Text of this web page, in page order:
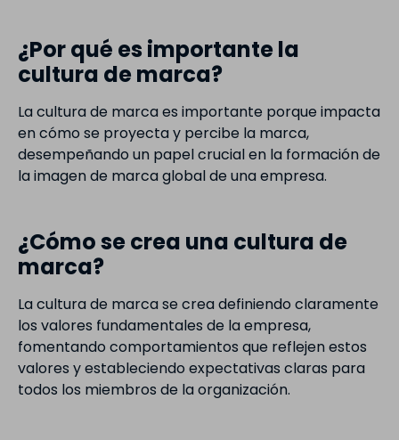
¿Por qué es importante la
cultura de marca?
La cultura de marca es importante porque impacta
en cómo se proyecta y percibe la marca,
desempeñando un papel crucial en la formación de
la imagen de marca global de una empresa.
¿Cómo se crea una cultura de
marca?
La cultura de marca se crea definiendo claramente
los valores fundamentales de la empresa,
fomentando comportamientos que reflejen estos
valores y estableciendo expectativas claras para
todos los miembros de la organización.